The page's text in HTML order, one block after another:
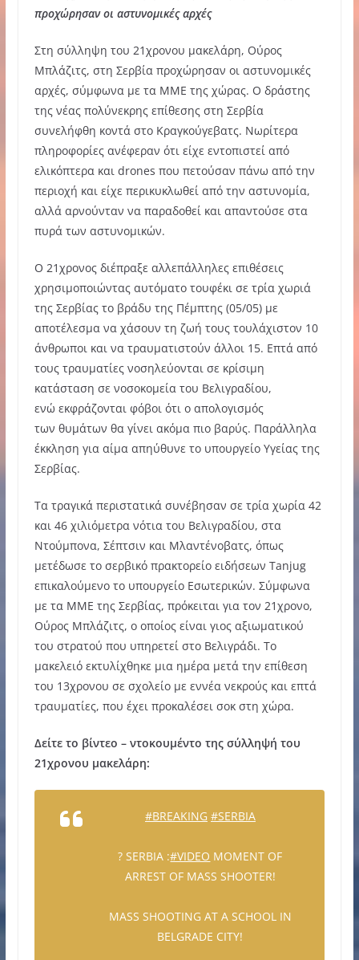
προχώρησαν οι αστυνομικές αρχές
Στη σύλληψη του 21χρονου μακελάρη, Ούρος
Μπλάζιτς, στη Σερβία προχώρησαν οι αστυνομικές
αρχές, σύμφωνα με τα ΜΜΕ της χώρας. Ο δράστης
της νέας πολύνεκρης επίθεσης στη Σερβία
συνελήφθη κοντά στο Κραγκούγεβατς. Νωρίτερα
πληροφορίες ανέφεραν ότι είχε εντοπιστεί από
ελικόπτερα και drones που πετούσαν πάνω από την
περιοχή και είχε περικυκλωθεί από την αστυνομία,
αλλά αρνούνταν να παραδοθεί και απαντούσε στα
πυρά των αστυνομικών.
Ο 21χρονος διέπραξε αλλεπάλληλες επιθέσεις
χρησιμοποιώντας αυτόματο τουφέκι σε τρία χωριά
της Σερβίας το βράδυ της Πέμπτης (05/05) με
αποτέλεσμα να χάσουν τη ζωή τους τουλάχιστον 10
άνθρωποι και να τραυματιστούν άλλοι 15. Επτά από
τους τραυματίες νοσηλεύονται σε κρίσιμη
κατάσταση σε νοσοκομεία του Βελιγραδίου,
ενώ εκφράζονται φόβοι ότι ο απολογισμός
των θυμάτων θα γίνει ακόμα πιο βαρύς. Παράλληλα
έκκληση για αίμα απηύθυνε το υπουργείο Υγείας της
Σερβίας.
Τα τραγικά περιστατικά συνέβησαν σε τρία χωρία 42
και 46 χιλιόμετρα νότια του Βελιγραδίου, στα
Ντούμπονα, Σέπτσιν και Μλαντένοβατς, όπως
μετέδωσε το σερβικό πρακτορείο ειδήσεων Tanjug
επικαλούμενο το υπουργείο Εσωτερικών. Σύμφωνα
με τα ΜΜΕ της Σερβίας, πρόκειται για τον 21χρονο,
Ούρος Μπλάζιτς, ο οποίος είναι γιος αξιωματικού
του στρατού που υπηρετεί στο Βελιγράδι. Το
μακελειό εκτυλίχθηκε μια ημέρα μετά την επίθεση
του 13χρονου σε σχολείο με εννέα νεκρούς και επτά
τραυματίες, που έχει προκαλέσει σοκ στη χώρα.
Δείτε το βίντεο – ντοκουμέντο της σύλληψή του
21χρονου μακελάρη:
#BREAKING #SERBIA
? SERBIA :#VIDEO MOMENT OF
ARREST OF MASS SHOOTER!
MASS SHOOTING AT A SCHOOL IN
BELGRADE CITY!